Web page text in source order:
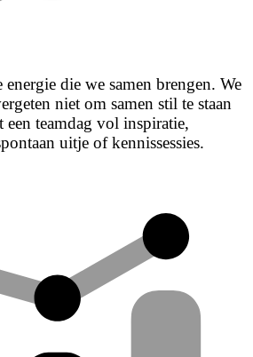
die we samen brengen. We
niet om samen stil te staan
een teamdag vol inspiratie,
uitje of kennissessies.